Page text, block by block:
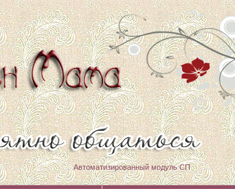
Автоматизированный модуль СП